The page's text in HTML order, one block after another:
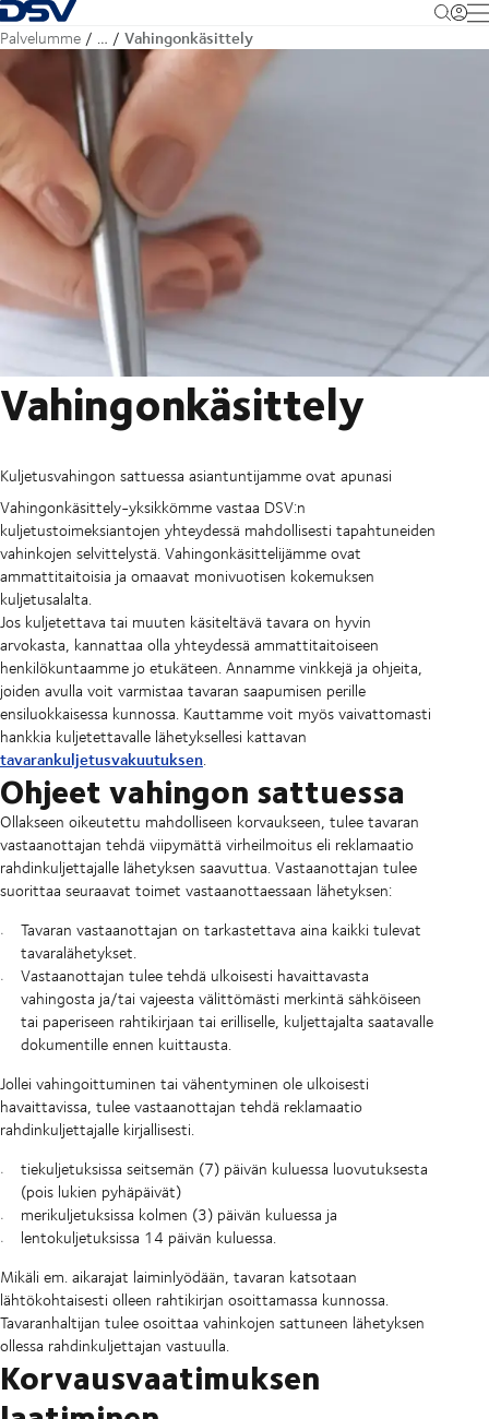
Takaisin kotisivulle
Palvelumme … Vahingonkäsittely
Vahingonkäsittely
Kuljetusvahingon sattuessa asiantuntijamme ovat apunasi
Vahingonkäsittely-yksikkömme vastaa DSV:n
kuljetustoimeksiantojen yhteydessä mahdollisesti tapahtuneiden
vahinkojen selvittelystä. Vahingonkäsittelijämme ovat
ammattitaitoisia ja omaavat monivuotisen kokemuksen
kuljetusalalta.
Jos kuljetettava tai muuten käsiteltävä tavara on hyvin
arvokasta, kannattaa olla yhteydessä ammattitaitoiseen
henkilökuntaamme jo etukäteen. Annamme vinkkejä ja ohjeita,
joiden avulla voit varmistaa tavaran saapumisen perille
ensiluokkaisessa kunnossa. Kauttamme voit myös vaivattomasti
hankkia kuljetettavalle lähetyksellesi kattavan
tavarankuljetusvakuutuksen.
Ohjeet vahingon sattuessa
Ollakseen oikeutettu mahdolliseen korvaukseen, tulee tavaran
vastaanottajan tehdä viipymättä virheilmoitus eli reklamaatio
rahdinkuljettajalle lähetyksen saavuttua. Vastaanottajan tulee
suorittaa seuraavat toimet vastaanottaessaan lähetyksen:
Tavaran vastaanottajan on tarkastettava aina kaikki tulevat
tavaralähetykset.
Vastaanottajan tulee tehdä ulkoisesti havaittavasta
vahingosta ja/tai vajeesta välittömästi merkintä sähköiseen
tai paperiseen rahtikirjaan tai erilliselle, kuljettajalta saatavalle
dokumentille ennen kuittausta.
Jollei vahingoittuminen tai vähentyminen ole ulkoisesti
havaittavissa, tulee vastaanottajan tehdä reklamaatio
rahdinkuljettajalle kirjallisesti.
tiekuljetuksissa seitsemän (7) päivän kuluessa luovutuksesta
(pois lukien pyhäpäivät)
merikuljetuksissa kolmen (3) päivän kuluessa ja
lentokuljetuksissa 14 päivän kuluessa.
Mikäli em. aikarajat laiminlyödään, tavaran katsotaan
lähtökohtaisesti olleen rahtikirjan osoittamassa kunnossa.
Tavaranhaltijan tulee osoittaa vahinkojen sattuneen lähetyksen
ollessa rahdinkuljettajan vastuulla.
Korvausvaatimuksen